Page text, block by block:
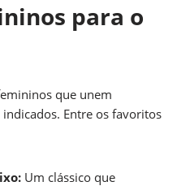
para o
que unem
Entre os favoritos
Um clássico que